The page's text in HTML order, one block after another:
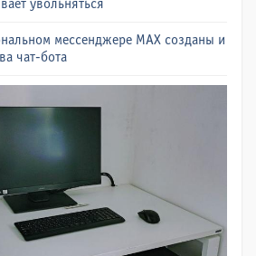
увольняться
мессенджере МАХ созданы и
чат-бота